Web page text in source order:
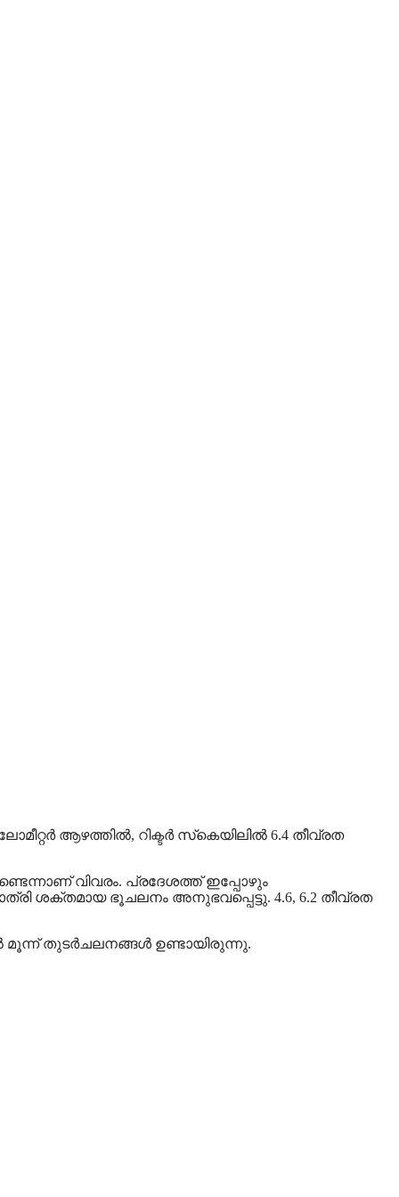
ആഴത്തിൽ, റിക്ടർ സ്‌കെയിലിൽ 6.4 തീവ്രത
വിവരം. പ്രദേശത്ത് ഇപ്പോഴും
ശക്തമായ ഭൂചലനം അനുഭവപ്പെട്ടു. 4.6, 6.2 തീവ്രത
മൂന്ന് തുടർചലനങ്ങൾ ഉണ്ടായിരുന്നു.